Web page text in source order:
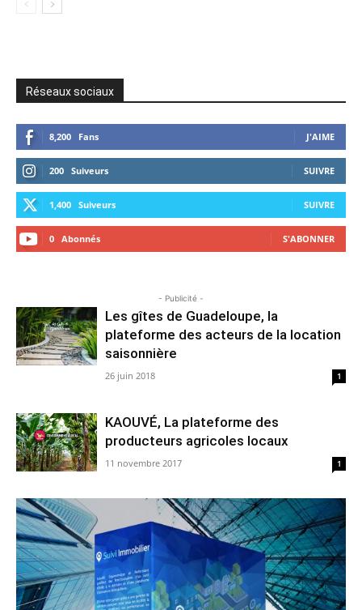
Réseaux sociaux
8,200 Fans J'AIME
200 Suiveurs SUIVRE
1,400 Suiveurs SUIVRE
0 Abonnés S'ABONNER
- Publicité -
Les gîtes de Guadeloupe, la
plateforme des acteurs de la location
saisonnière
26 juin 2018 1
KAOUVÉ, La plateforme des
producteurs agricoles locaux
11 novembre 2017 1